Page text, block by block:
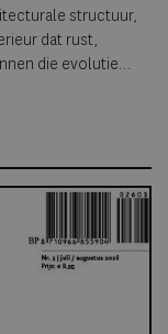
structuur,
dat rust,
die evolutie